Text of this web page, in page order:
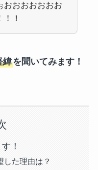
おおおおおおお
！
緯を聞いてみます！
！
した理由は？